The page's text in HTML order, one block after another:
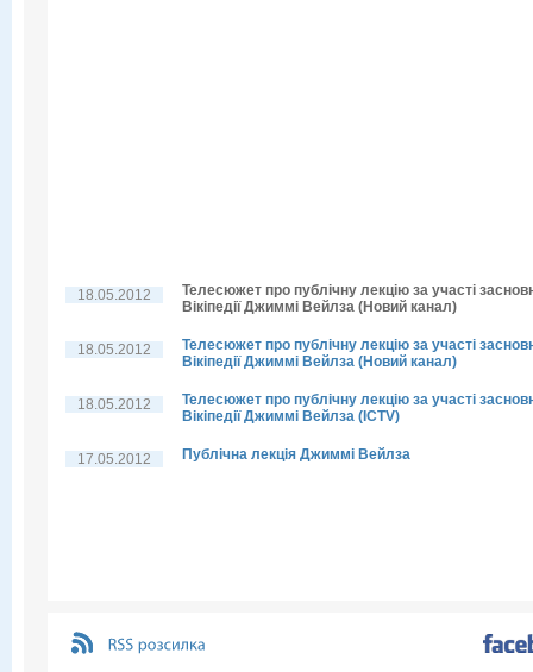
18.05.2012
Телесюжет про публічну лекцію за участі
Вікіпедії Джиммі Вейлза (Новий канал)
18.05.2012
Телесюжет про публічну лекцію за участі
Вікіпедії Джиммі Вейлза (Новий канал)
18.05.2012
Телесюжет про публічну лекцію за участі
Вікіпедії Джиммі Вейлза (ICTV)
17.05.2012 Публічна лекція Джиммі Вейлза